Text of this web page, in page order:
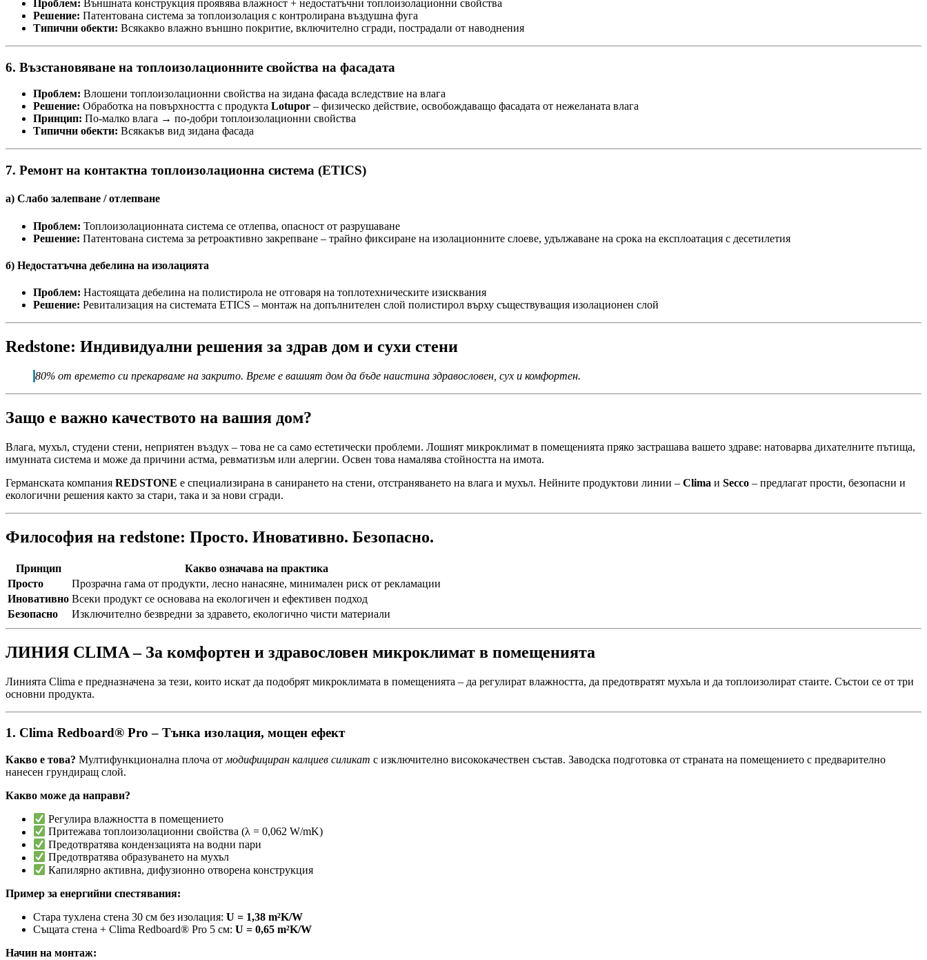
Проблем: Външната конструкция проявява влажност + недостатъчни топлоизолационни свойства
Решение: Патентована система за топлоизолация с контролирана въздушна фуга
Типични обекти: Всякакво влажно външно покритие, включително сгради, пострадали от наводнения
6. Възстановяване на топлоизолационните свойства на фасадата
Проблем: Влошени топлоизолационни свойства на зидана фасада вследствие на влага
Решение: Обработка на повърхността с продукта Lotupor – физическо действие, освобождаващо фасадата от нежеланата влага
Принцип: По-малко влага → по-добри топлоизолационни свойства
Типични обекти: Всякакъв вид зидана фасада
7. Ремонт на контактна топлоизолационна система (ETICS)
а) Слабо залепване / отлепване
Проблем: Топлоизолационната система се отлепва, опасност от разрушаване
Решение: Патентована система за ретроактивно закрепване – трайно фиксиране на изолационните слоеве, удължаване на срока на експлоатация с десетилетия
б) Недостатъчна дебелина на изолацията
Проблем: Настоящата дебелина на полистирола не отговаря на топлотехническите изисквания
Решение: Ревитализация на системата ETICS – монтаж на допълнителен слой полистирол върху съществуващия изолационен слой
Redstone: Индивидуални решения за здрав дом и сухи стени
80% от времето си прекарваме на закрито. Време е вашият дом да бъде наистина здравословен, сух и комфортен.
Защо е важно качеството на вашия дом?
Влага, мухъл, студени стени, неприятен въздух – това не са само естетически проблеми. Лошият микроклимат в помещенията пряко застрашава вашето здраве: натоварва дихателните пътища,
имунната система и може да причини астма, ревматизъм или алергии. Освен това намалява стойността на имота.
Германската компания REDSTONE е специализирана в санирането на стени, отстраняването на влага и мухъл. Нейните продуктови линии – Clima и Secco – предлагат прости, безопасни и
екологични решения както за стари, така и за нови сгради.
Философия на redstone: Просто. Иновативно. Безопасно.
Принцип
Какво означава на практика
Просто
Прозрачна гама от продукти, лесно нанасяне, минимален риск от рекламации
Иновативно Всеки продукт се основава на екологичен и ефективен подход
Безопасно
Изключително безвредни за здравето, екологично чисти материали
ЛИНИЯ CLIMA – За комфортен и здравословен микроклимат в помещенията
Линията Clima е предназначена за тези, които искат да подобрят микроклимата в помещенията – да регулират влажността, да предотвратят мухъла и да топлоизолират стаите. Състои се от три
основни продукта.
1. Clima Redboard® Pro – Тънка изолация, мощен ефект
Какво е това? Мултифункционална плоча от модифициран калциев силикат с изключително висококачествен състав. Заводска подготовка от страната на помещението с предварително
нанесен грундиращ слой.
Какво може да направи?
Регулира влажността в помещението
Притежава топлоизолационни свойства (λ = 0,062 W/mK)
Предотвратява кондензацията на водни пари
Предотвратява образуването на мухъл
Капилярно активна, дифузионно отворена конструкция
Пример за енергийни спестявания:
Стара тухлена стена 30 см без изолация: U = 1,38 m²K/W
Същата стена + Clima Redboard® Pro 5 см: U = 0,65 m²K/W
Начин на монтаж: